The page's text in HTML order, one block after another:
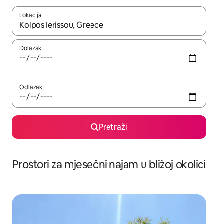
Lokacija
Kada budu dostupni rezultati, moći ćete ih pregledati
Dolazak
Odlazak
Pretraži
Prostori za mjesečni najam u bližoj okolici